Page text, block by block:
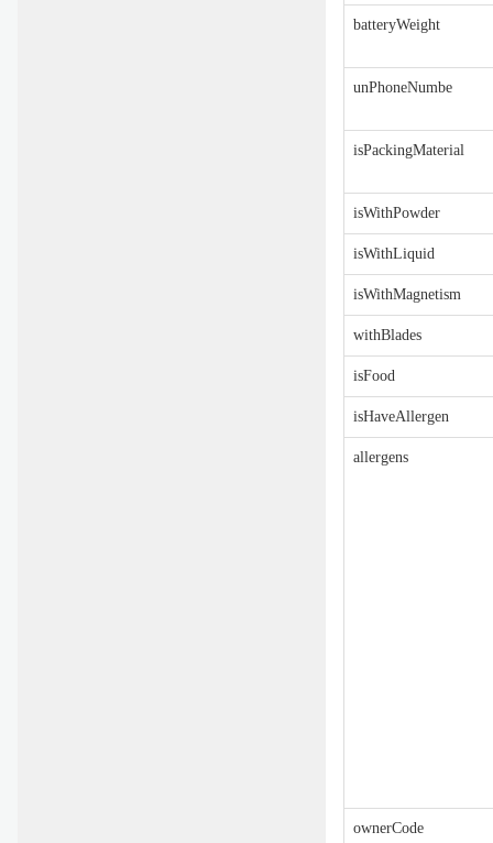
batteryWeight
unPhoneNumbe
isPackingMaterial
isWithPowder
isWithLiquid
isWithMagnetism
withBlades
isFood
isHaveAllergen
allergens
ownerCode